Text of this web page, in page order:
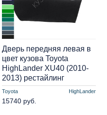
Toyota HighLander
Дверь передняя левая в
цвет кузова Toyota
HighLander XU40 (2010-
2013) рестайлинг
15740 руб.